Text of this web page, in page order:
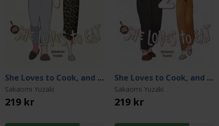
She Loves to Cook, and She Loves to Eat Vol 1
Sakaomi Yuzaki
219 kr
She Loves to Cook, and She Loves to Eat Vol 2
Sakaomi Yuzaki
219 kr